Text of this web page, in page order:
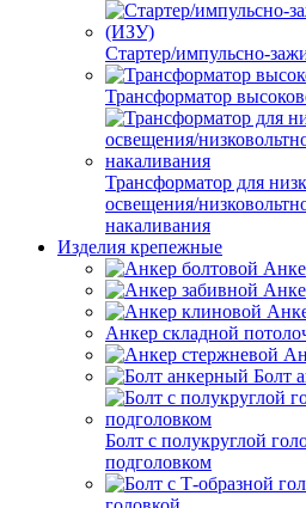
Стартер/импульсно-
Трансформатор
Трансформатор для
освещения/
накаливания
Изделия крепежные
Анкер складной
Болт
Болт с полукруглой
подголовком